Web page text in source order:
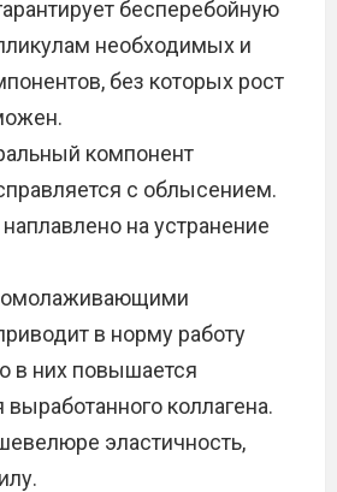
бесперебойную
необходимых и
без которых рост
компонент
с облысением.
на устранение
омолаживающими
в норму работу
в них повышается
выработанного коллагена.
эластичность,